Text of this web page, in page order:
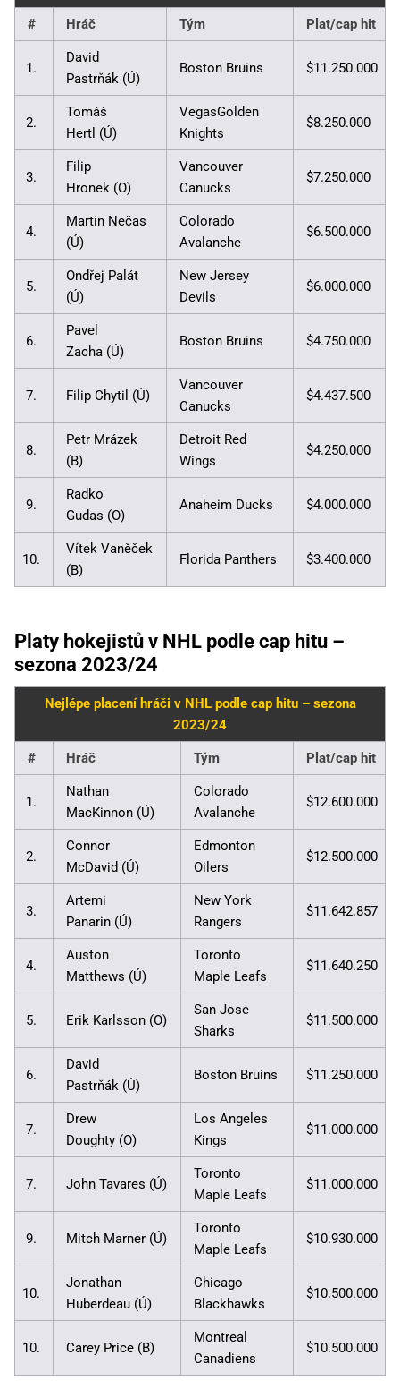
# Hráč Tým Plat/cap hit
1.
David
Pastrňák (Ú)
Boston Bruins $11.250.000
2.
Tomáš
Hertl (Ú)
VegasGolden
Knights
$8.250.000
3.
Filip
Hronek (O)
Vancouver
Canucks
$7.250.000
4.
Martin Nečas
(Ú)
Colorado
Avalanche
$6.500.000
5.
Ondřej Palát
(Ú)
New Jersey
Devils
$6.000.000
6.
Pavel
Zacha (Ú)
Boston Bruins $4.750.000
7. Filip Chytil (Ú)
Vancouver
Canucks
$4.437.500
8.
Petr Mrázek
(B)
Detroit Red
Wings
$4.250.000
9.
Radko
Gudas (O)
Anaheim Ducks $4.000.000
10.
Vítek Vaněček
(B)
Florida Panthers $3.400.000
Platy hokejistů v NHL podle cap hitu –
sezona 2023/24
Nejlépe placení hráči v NHL podle cap hitu – sezona
2023/24
# Hráč Tým Plat/cap hit
1.
Nathan
MacKinnon (Ú)
Colorado
Avalanche
$12.600.000
2.
Connor
McDavid (Ú)
Edmonton
Oilers
$12.500.000
3.
Artemi
Panarin (Ú)
New York
Rangers
$11.642.857
4.
Auston
Matthews (Ú)
Toronto
Maple Leafs
$11.640.250
5. Erik Karlsson (O)
San Jose
Sharks
$11.500.000
6.
David
Pastrňák (Ú)
Boston Bruins $11.250.000
7.
Drew
Doughty (O)
Los Angeles
Kings
$11.000.000
7. John Tavares (Ú)
Toronto
Maple Leafs
$11.000.000
9. Mitch Marner (Ú)
Toronto
Maple Leafs
$10.930.000
10.
Jonathan
Huberdeau (Ú)
Chicago
Blackhawks
$10.500.000
10. Carey Price (B)
Montreal
Canadiens
$10.500.000